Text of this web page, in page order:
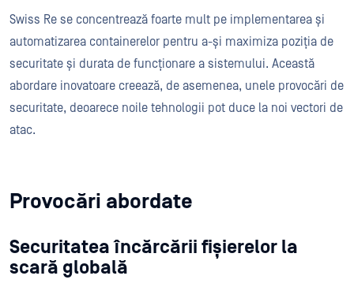
Swiss Re se concentrează foarte mult pe implementarea și
automatizarea containerelor pentru a-și maximiza poziția de
securitate și durata de funcționare a sistemului. Această
abordare inovatoare creează, de asemenea, unele provocări de
securitate, deoarece noile tehnologii pot duce la noi vectori de
atac.
Provocări abordate
Securitatea încărcării fișierelor la
scară globală